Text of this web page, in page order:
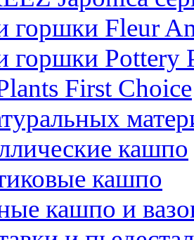
горшки Fleur
горшки Pottery
First Choice
кашпо
кашпо
кашпо и